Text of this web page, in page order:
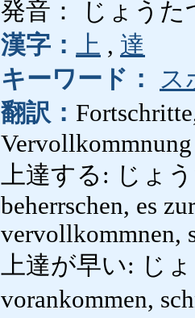
発音： じょうた
漢字： 上 , 達
キーワード：
ス
翻訳：
Vervollkommnung
上達する: じょう
beherrschen, es
vervollkommnen,
上達が早い: じ
vorankommen,